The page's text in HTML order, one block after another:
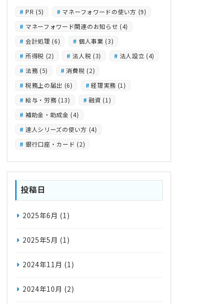
PR (5) マネーフォワードの使い方 (9)
マネーフォワード関連のお知らせ (4)
会計処理 (6) 個人事業 (3)
所得税 (2) 法人税 (3) 法人設立 (4)
法務 (5) 消費税 (2)
税務上の届出 (6) 経理実務 (1)
給与・労務 (13) 融資 (1)
補助金・助成金 (4)
達人シリーズの使い方 (4)
銀行口座・カード (2)
投稿日
2025年6月 (1)
2025年5月 (1)
2024年11月 (1)
2024年10月 (2)